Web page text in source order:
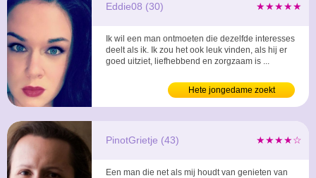
★★★★★
Eddie08 (30)
Ik wil een man ontmoeten die dezelfde interesses
deelt als ik. Ik zou het ook leuk vinden, als hij er
goed uitziet, liefhebbend en zorgzaam is ...
Hete jongedame zoekt
★★★★☆
PinotGrietje (43)
Een man die net als mij houdt van genieten van